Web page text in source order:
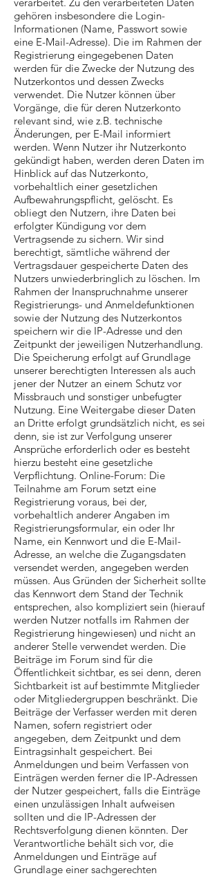
gehören insbesondere die Login-
Informationen (Name, Passwort sowie
eine E-Mail-Adresse). Die im Rahmen der
Registrierung eingegebenen Daten
werden für die Zwecke der Nutzung des
Nutzerkontos und dessen Zwecks
verwendet. Die Nutzer können über
Vorgänge, die für deren Nutzerkonto
relevant sind, wie z.B. technische
Änderungen, per E-Mail informiert
werden. Wenn Nutzer ihr Nutzerkonto
gekündigt haben, werden deren Daten im
Hinblick auf das Nutzerkonto,
vorbehaltlich einer gesetzlichen
Aufbewahrungspflicht, gelöscht. Es
obliegt den Nutzern, ihre Daten bei
erfolgter Kündigung vor dem
Vertragsende zu sichern. Wir sind
berechtigt, sämtliche während der
Vertragsdauer gespeicherte Daten des
Nutzers unwiederbringlich zu löschen. Im
Rahmen der Inanspruchnahme unserer
Registrierungs- und Anmeldefunktionen
sowie der Nutzung des Nutzerkontos
speichern wir die IP-Adresse und den
Zeitpunkt der jeweiligen Nutzerhandlung.
Die Speicherung erfolgt auf Grundlage
unserer berechtigten Interessen als auch
jener der Nutzer an einem Schutz vor
Missbrauch und sonstiger unbefugter
Nutzung. Eine Weitergabe dieser Daten
an Dritte erfolgt grundsätzlich nicht, es sei
denn, sie ist zur Verfolgung unserer
Ansprüche erforderlich oder es besteht
hierzu besteht eine gesetzliche
Verpflichtung. Online-Forum: Die
Teilnahme am Forum setzt eine
Registrierung voraus, bei der,
vorbehaltlich anderer Angaben im
Registrierungsformular, ein oder Ihr
Name, ein Kennwort und die E-Mail-
Adresse, an welche die Zugangsdaten
versendet werden, angegeben werden
müssen. Aus Gründen der Sicherheit sollte
das Kennwort dem Stand der Technik
entsprechen, also kompliziert sein (hierauf
werden Nutzer notfalls im Rahmen der
Registrierung hingewiesen) und nicht an
anderer Stelle verwendet werden. Die
Beiträge im Forum sind für die
Öffentlichkeit sichtbar, es sei denn, deren
Sichtbarkeit ist auf bestimmte Mitglieder
oder Mitgliedergruppen beschränkt. Die
Beiträge der Verfasser werden mit deren
Namen, sofern registriert oder
angegeben, dem Zeitpunkt und dem
Eintragsinhalt gespeichert. Bei
Anmeldungen und beim Verfassen von
Einträgen werden ferner die IP-Adressen
der Nutzer gespeichert, falls die Einträge
einen unzulässigen Inhalt aufweisen
sollten und die IP-Adressen der
Rechtsverfolgung dienen könnten. Der
Verantwortliche behält sich vor, die
Anmeldungen und Einträge auf
Grundlage einer sachgerechten